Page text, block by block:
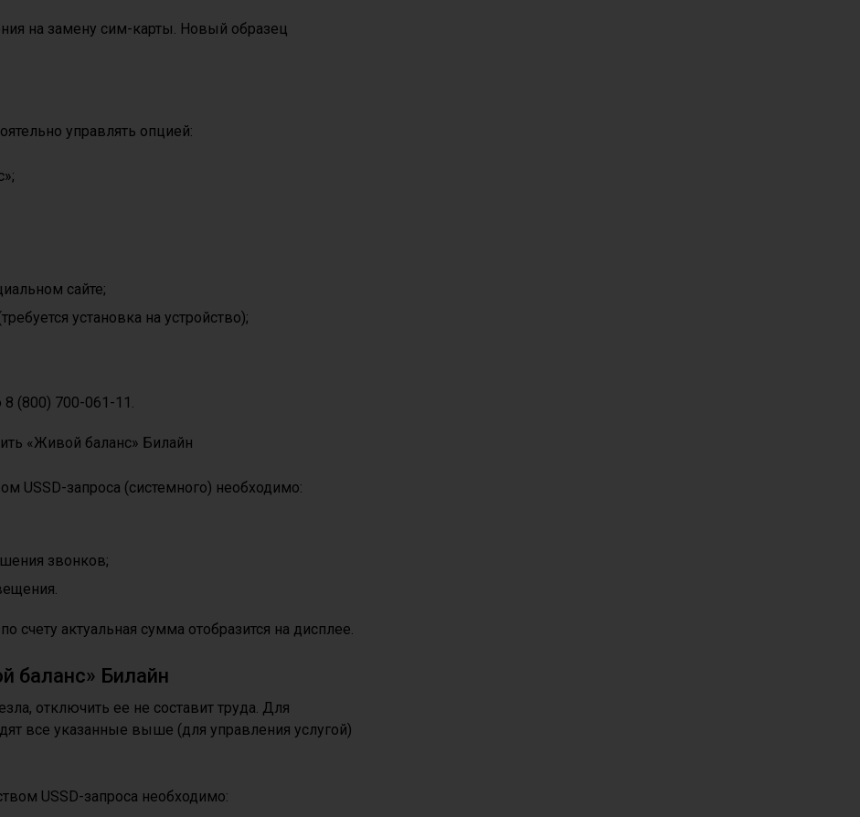
на замену сим-карты. Новый образец
управлять опцией:
сайте;
установка на устройство);
(800) 700-061-11.
USSD-запроса (системного) необходимо:
звонков;
актуальная сумма отобразится на дисплее.
баланс» Билайн
отключить ее не составит труда. Для
все указанные выше (для управления услугой)
USSD-запроса необходимо: